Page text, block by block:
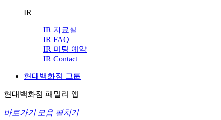
IR
IR 자료실
IR FAQ
IR 미팅 예약
IR Contact
현대백화점 그룹
현대백화점 패밀리 앱
바로가기 모음 펼치기